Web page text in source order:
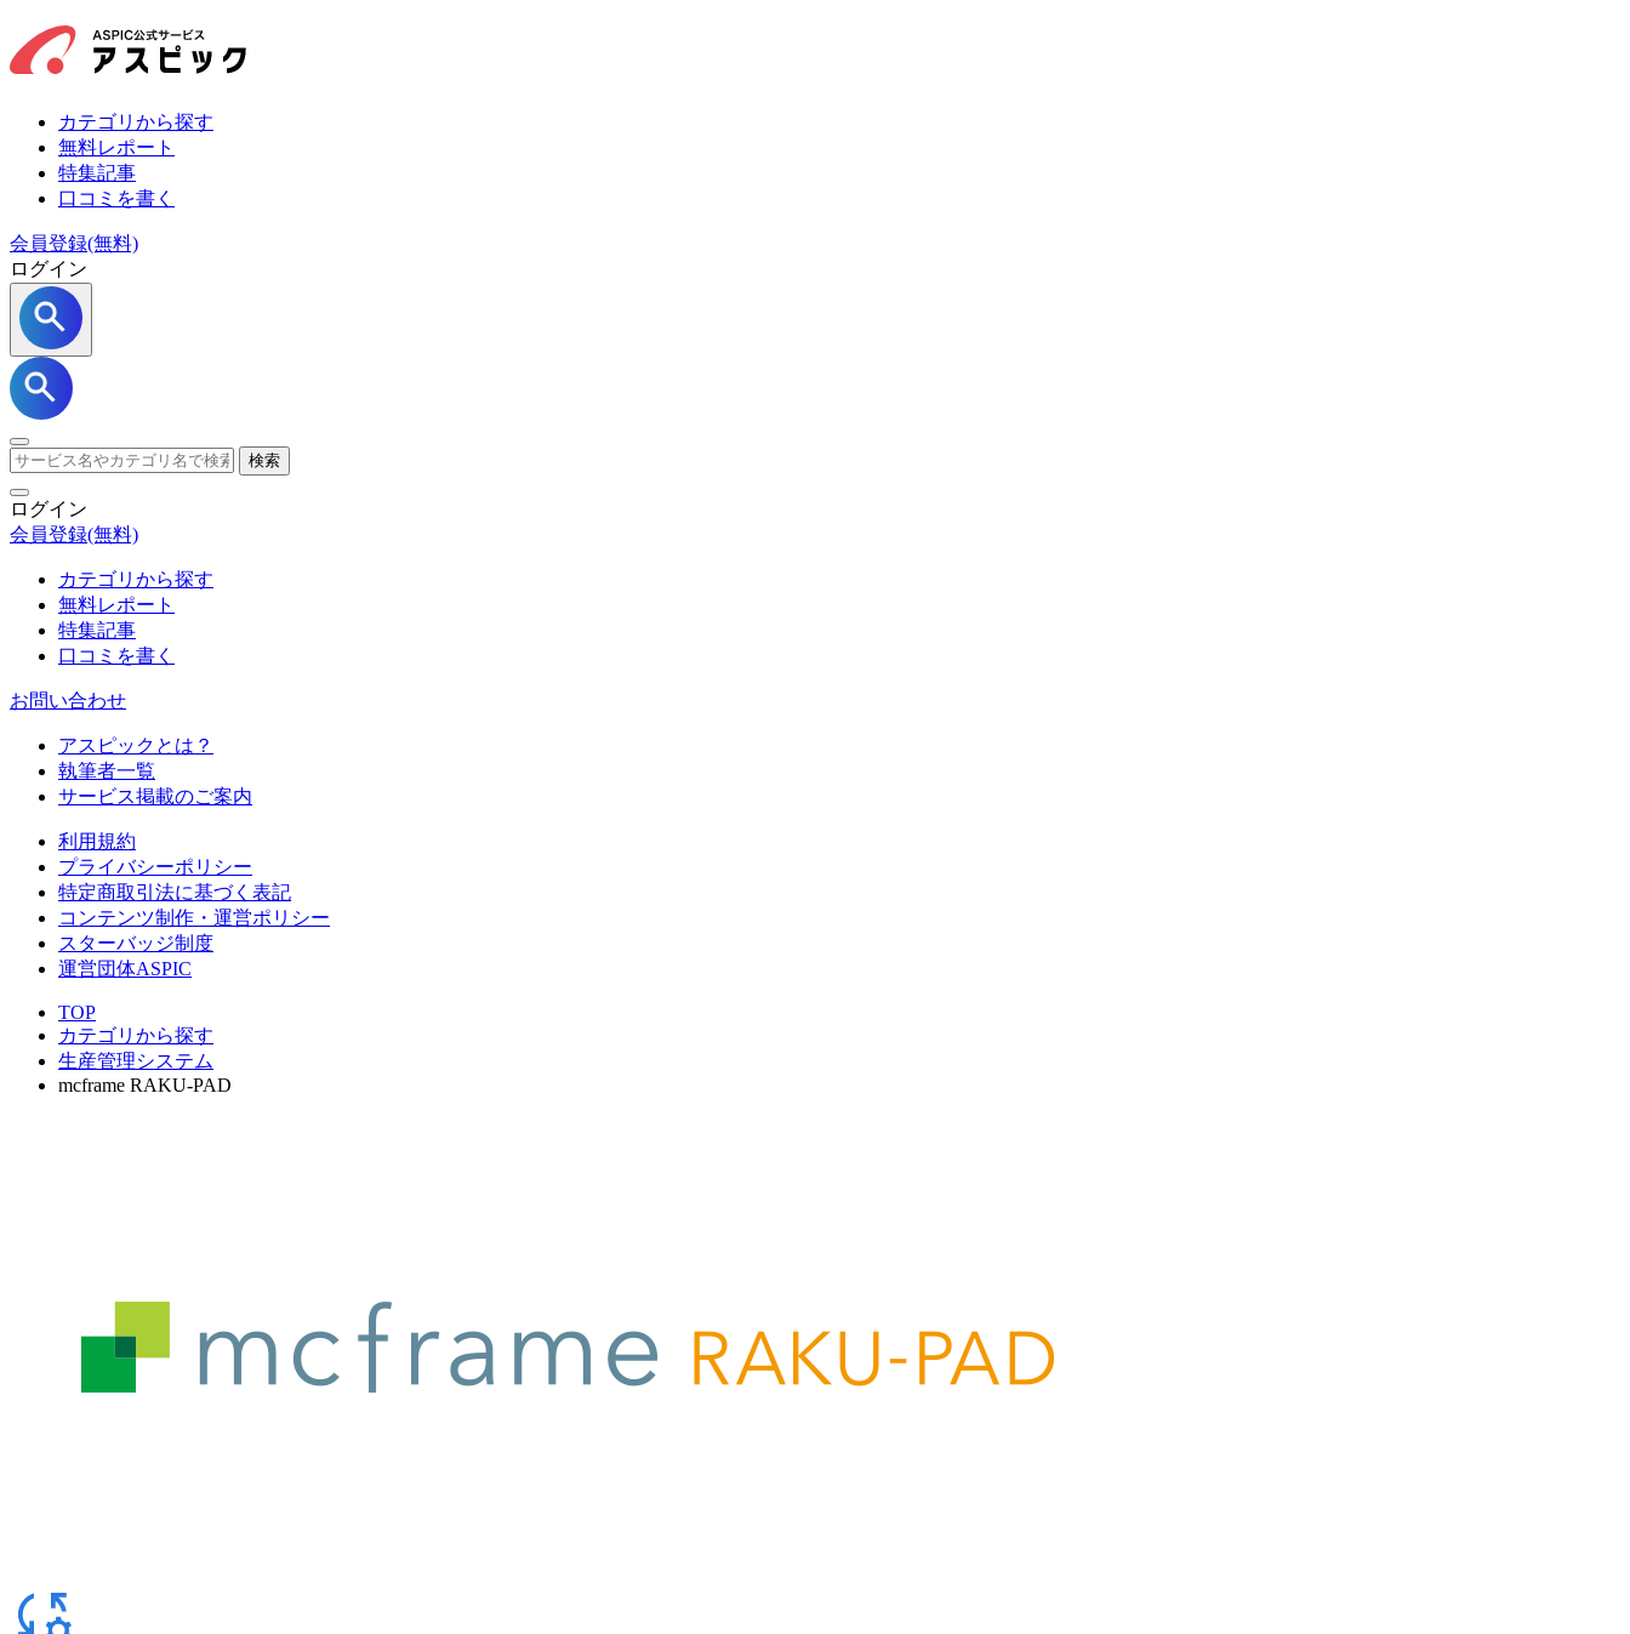
カテゴリから探す
無料レポート
特集記事
口コミを書く
会員登録(無料)
ログイン
検索
ログイン
会員登録(無料)
カテゴリから探す
無料レポート
特集記事
口コミを書く
お問い合わせ
アスピックとは？
執筆者一覧
サービス掲載のご案内
利用規約
プライバシーポリシー
特定商取引法に基づく表記
コンテンツ制作・運営ポリシー
スターバッジ制度
運営団体ASPIC
TOP
カテゴリから探す
生産管理システム
mcframe RAKU-PAD